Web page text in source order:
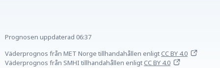
Prognosen uppdaterad 06:37
Väderprognos från MET Norge tillhandahållen enligtCC BY 4.0
Väderprognos från SMHI tillhandahållen enligtCC BY 4.0